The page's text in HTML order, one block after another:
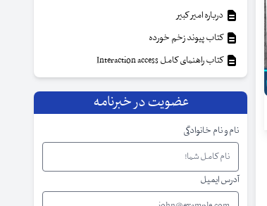
درباره امیر کبیر
کتاب پیوند زخم خورده
کتاب راهنمای کامل Interaction access
عضویت در خبرنامه
نام و نام خانوادگی
آدرس ایمیل